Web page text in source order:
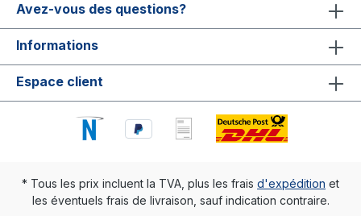
Avez-vous des questions?
Informations
Espace client
* Tous les prix incluent la TVA, plus les frais d'expédition et
les éventuels frais de livraison, sauf indication contraire.